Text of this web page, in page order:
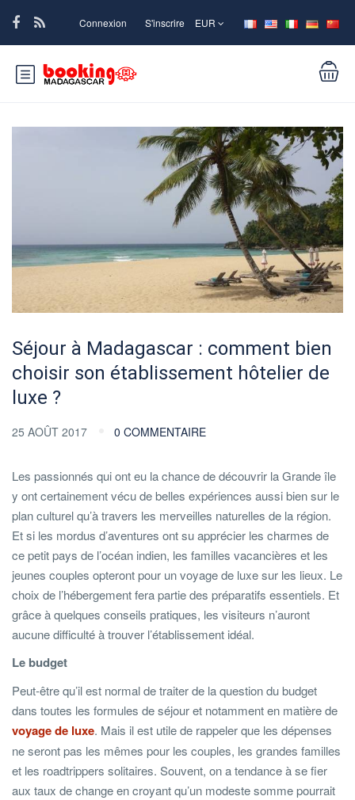
Connexion S'inscrire EUR
Séjour à Madagascar : comment bien
choisir son établissement hôtelier de
luxe ?
25 AOÛT 2017 0 COMMENTAIRE
Les passionnés qui ont eu la chance de découvrir la Grande île
y ont certainement vécu de belles expériences aussi bien sur le
plan culturel qu’à travers les merveilles naturelles de la région.
Et si les mordus d’aventures ont su apprécier les charmes de
ce petit pays de l’océan indien, les familles vacancières et les
jeunes couples opteront pour un voyage de luxe sur les lieux. Le
choix de l’hébergement fera partie des préparatifs essentiels. Et
grâce à quelques conseils pratiques, les visiteurs n’auront
aucune difficulté à trouver l’établissement idéal.
Le budget
Peut-être qu’il est normal de traiter de la question du budget
dans toutes les formules de séjour et notamment en matière de
voyage de luxe. Mais il est utile de rappeler que les dépenses
ne seront pas les mêmes pour les couples, les grandes familles
et les roadtrippers solitaires. Souvent, on a tendance à se fier
aux taux de change en croyant qu’un modeste somme pourrait